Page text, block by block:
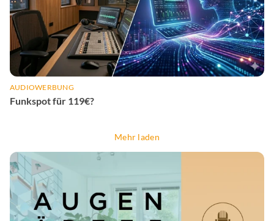
AUDIOWERBUNG
Funkspot für 119€?
Mehr laden